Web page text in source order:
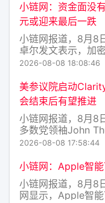
小链网：资金面没
元或迎来最后一跌
小链网报道，8月8
卓尔发文表示，加
近一个月稳定币的
共计减少22.3亿美
2026-08-08 18:08:46
美参议院启动
会结束后有望推进
小链网报道，8月8
多数党领袖John
正式提交了Clarity
法案有望在9月休
2026-08-08 17:58:44
小链网：Apple智
小链网报道，8月8
网显示，Apple智能